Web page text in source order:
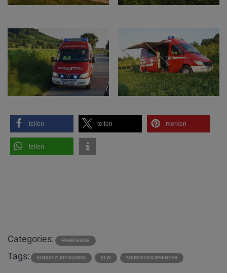
teilen teilen merken
teilen
Categories: FAHRZEUGE
Tags: EINSATZLEITWAGEN ELW MERCEDES SPRINTER